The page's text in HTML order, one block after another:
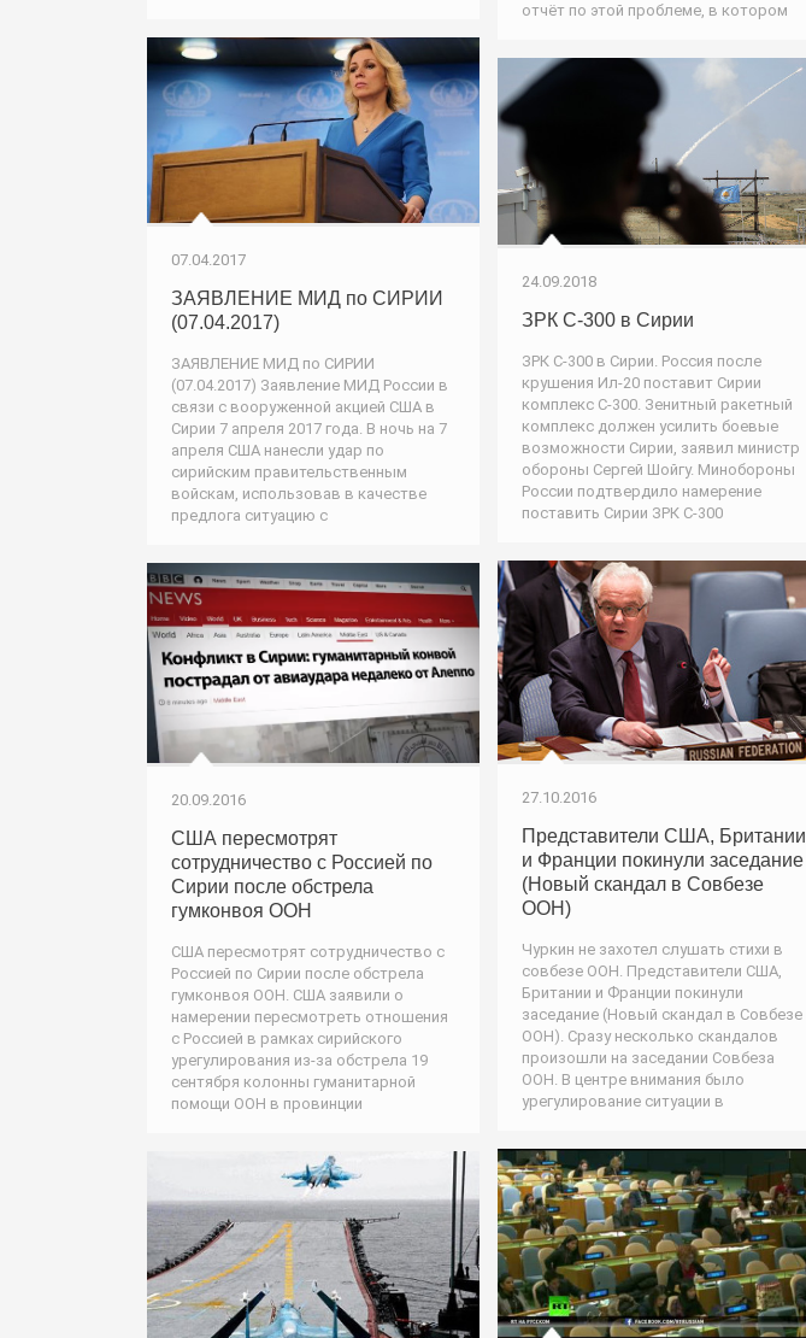
отчёт по этой проблеме, в котором
07.04.2017
ЗАЯВЛЕНИЕ МИД по СИРИИ
(07.04.2017)
ЗАЯВЛЕНИЕ МИД по СИРИИ
(07.04.2017) Заявление МИД России в
связи с вооруженной акцией США в
Сирии 7 апреля 2017 года. В ночь на 7
апреля США нанесли удар по
сирийским правительственным
войскам, использовав в качестве
предлога ситуацию с
24.09.2018
ЗРК С-300 в Сирии
ЗРК С-300 в Сирии. Россия после
крушения Ил-20 поставит Сирии
комплекс С-300. Зенитный ракетный
комплекс должен усилить боевые
возможности Сирии, заявил министр
обороны Сергей Шойгу. Минобороны
России подтвердило намерение
поставить Сирии ЗРК С-300
27.10.2016
Представители США, Британии
и Франции покинули заседание
(Новый скандал в Совбезе
ООН)
Чуркин не захотел слушать стихи в
совбезе ООН. Представители США,
Британии и Франции покинули
заседание (Новый скандал в Совбезе
ООН). Сразу несколько скандалов
произошли на заседании Совбеза
ООН. В центре внимания было
урегулирование ситуации в
20.09.2016
США пересмотрят
сотрудничество с Россией по
Сирии после обстрела
гумконвоя ООН
США пересмотрят сотрудничество с
Россией по Сирии после обстрела
гумконвоя ООН. США заявили о
намерении пересмотреть отношения
с Россией в рамках сирийского
урегулирования из-за обстрела 19
сентября колонны гуманитарной
помощи ООН в провинции